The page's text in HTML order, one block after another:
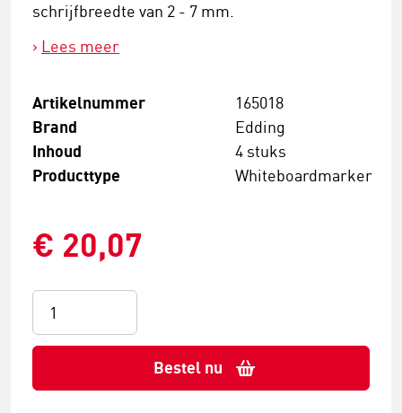
schrijfbreedte van 2 - 7 mm.
Lees meer
Artikelnummer 165018
Brand Edding
Inhoud 4 stuks
Producttype Whiteboardmarker
€ 20,07
Bestel nu